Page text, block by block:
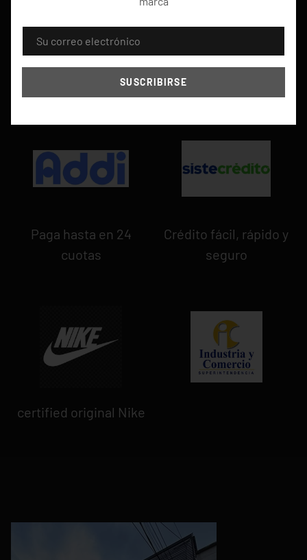
SUSCRIBIRSE
Paga hasta en 24
cuotas
Crédito fácil, rápido y
seguro
certified original Nike